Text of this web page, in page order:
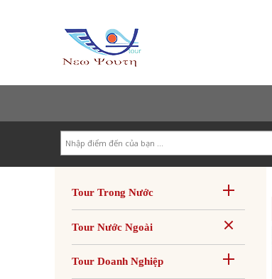
Search
Tour Trong Nước
Tour Nước Ngoài
Tour Doanh Nghiệp